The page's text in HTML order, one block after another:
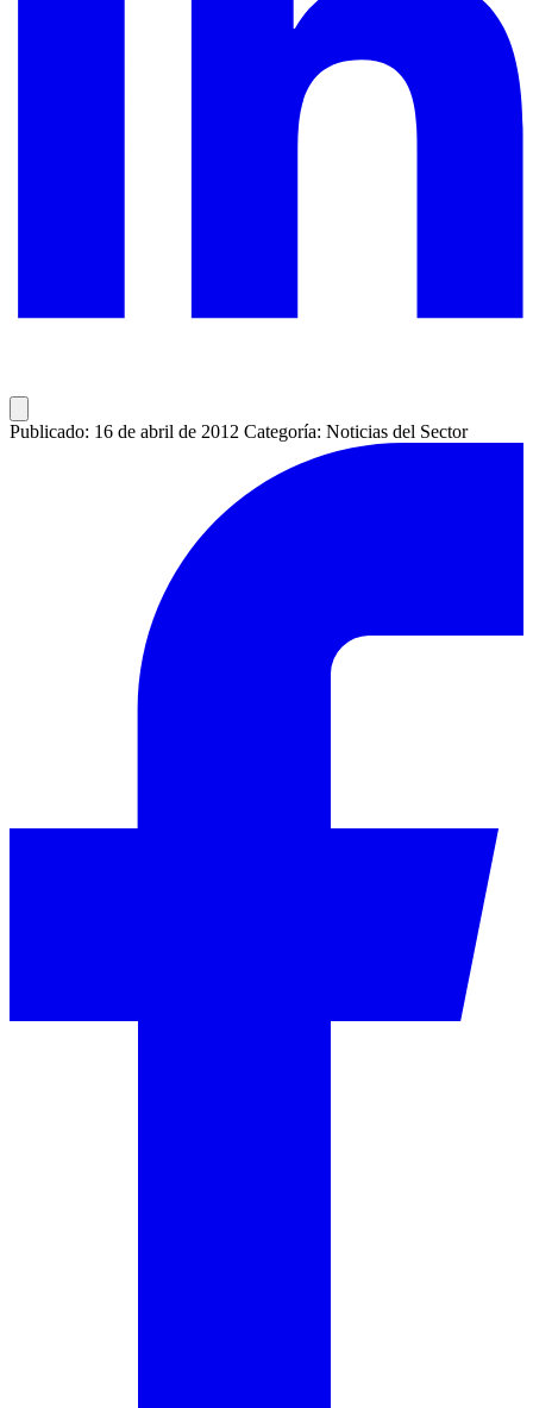
Publicado: 16 de abril de 2012 Categoría: Noticias del Sector